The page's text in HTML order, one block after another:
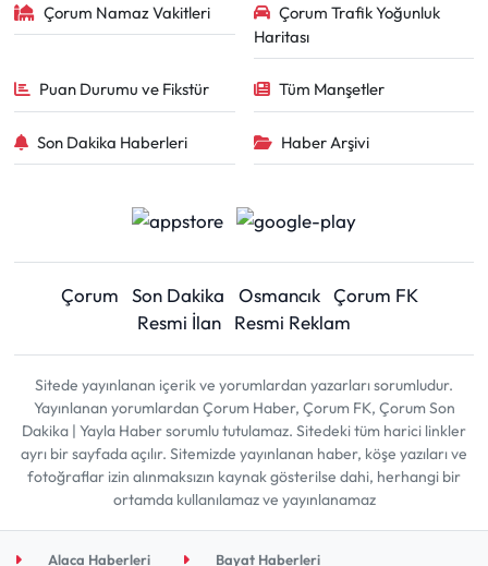
Çorum Namaz Vakitleri
Çorum Trafik Yoğunluk
Haritası
Puan Durumu ve Fikstür Tüm Manşetler
Son Dakika Haberleri Haber Arşivi
Çorum Son Dakika Osmancık Çorum FK
Resmi İlan
Resmi Reklam
Sitede yayınlanan içerik ve yorumlardan yazarları sorumludur.
Yayınlanan yorumlardan Çorum Haber, Çorum FK, Çorum Son
Dakika | Yayla Haber sorumlu tutulamaz. Sitedeki tüm harici linkler
ayrı bir sayfada açılır. Sitemizde yayınlanan haber, köşe yazıları ve
fotoğraflar izin alınmaksızın kaynak gösterilse dahi, herhangi bir
ortamda kullanılamaz ve yayınlanamaz
Alaca Haberleri Bayat Haberleri